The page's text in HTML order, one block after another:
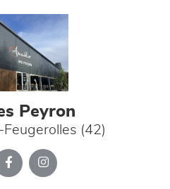
Peyron
Feugerolles (42)